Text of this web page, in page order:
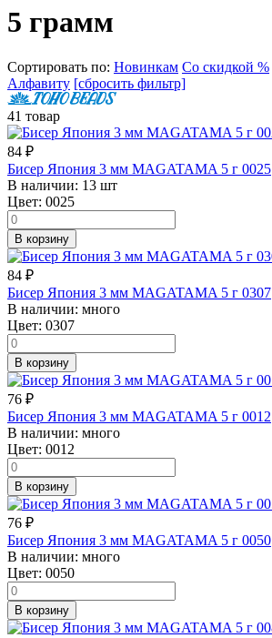
5 грамм
Сортировать по: Новинкам Со скидкой %
Алфавиту [сбросить фильтр]
41 товар
84 ₽
Бисер Япония 3 мм MAGATAMA 5 г 0025
В наличии: 13 шт
Цвет: 0025
В корзину
84 ₽
Бисер Япония 3 мм MAGATAMA 5 г 0307
В наличии: много
Цвет: 0307
В корзину
76 ₽
Бисер Япония 3 мм MAGATAMA 5 г 0012
В наличии: много
Цвет: 0012
В корзину
76 ₽
Бисер Япония 3 мм MAGATAMA 5 г 0050
В наличии: много
Цвет: 0050
В корзину